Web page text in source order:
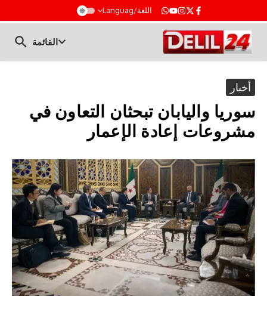
اللغة/Languag
القائمة
أخبار
سوريا واليابان تبحثان التعاون في
مشروعات إعادة الإعمار